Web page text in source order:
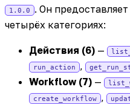
1.0.0 . Он предоставляет
четырёх категориях:
Действия (6) —
run_action ,
Workflow (7) —
create_workflow ,